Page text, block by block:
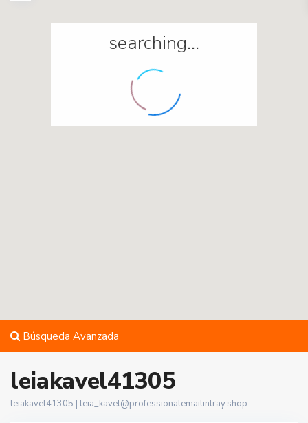
searching...
Búsqueda Avanzada
leiakavel41305
leiakavel41305 | leia_kavel@professionalemailintray.shop